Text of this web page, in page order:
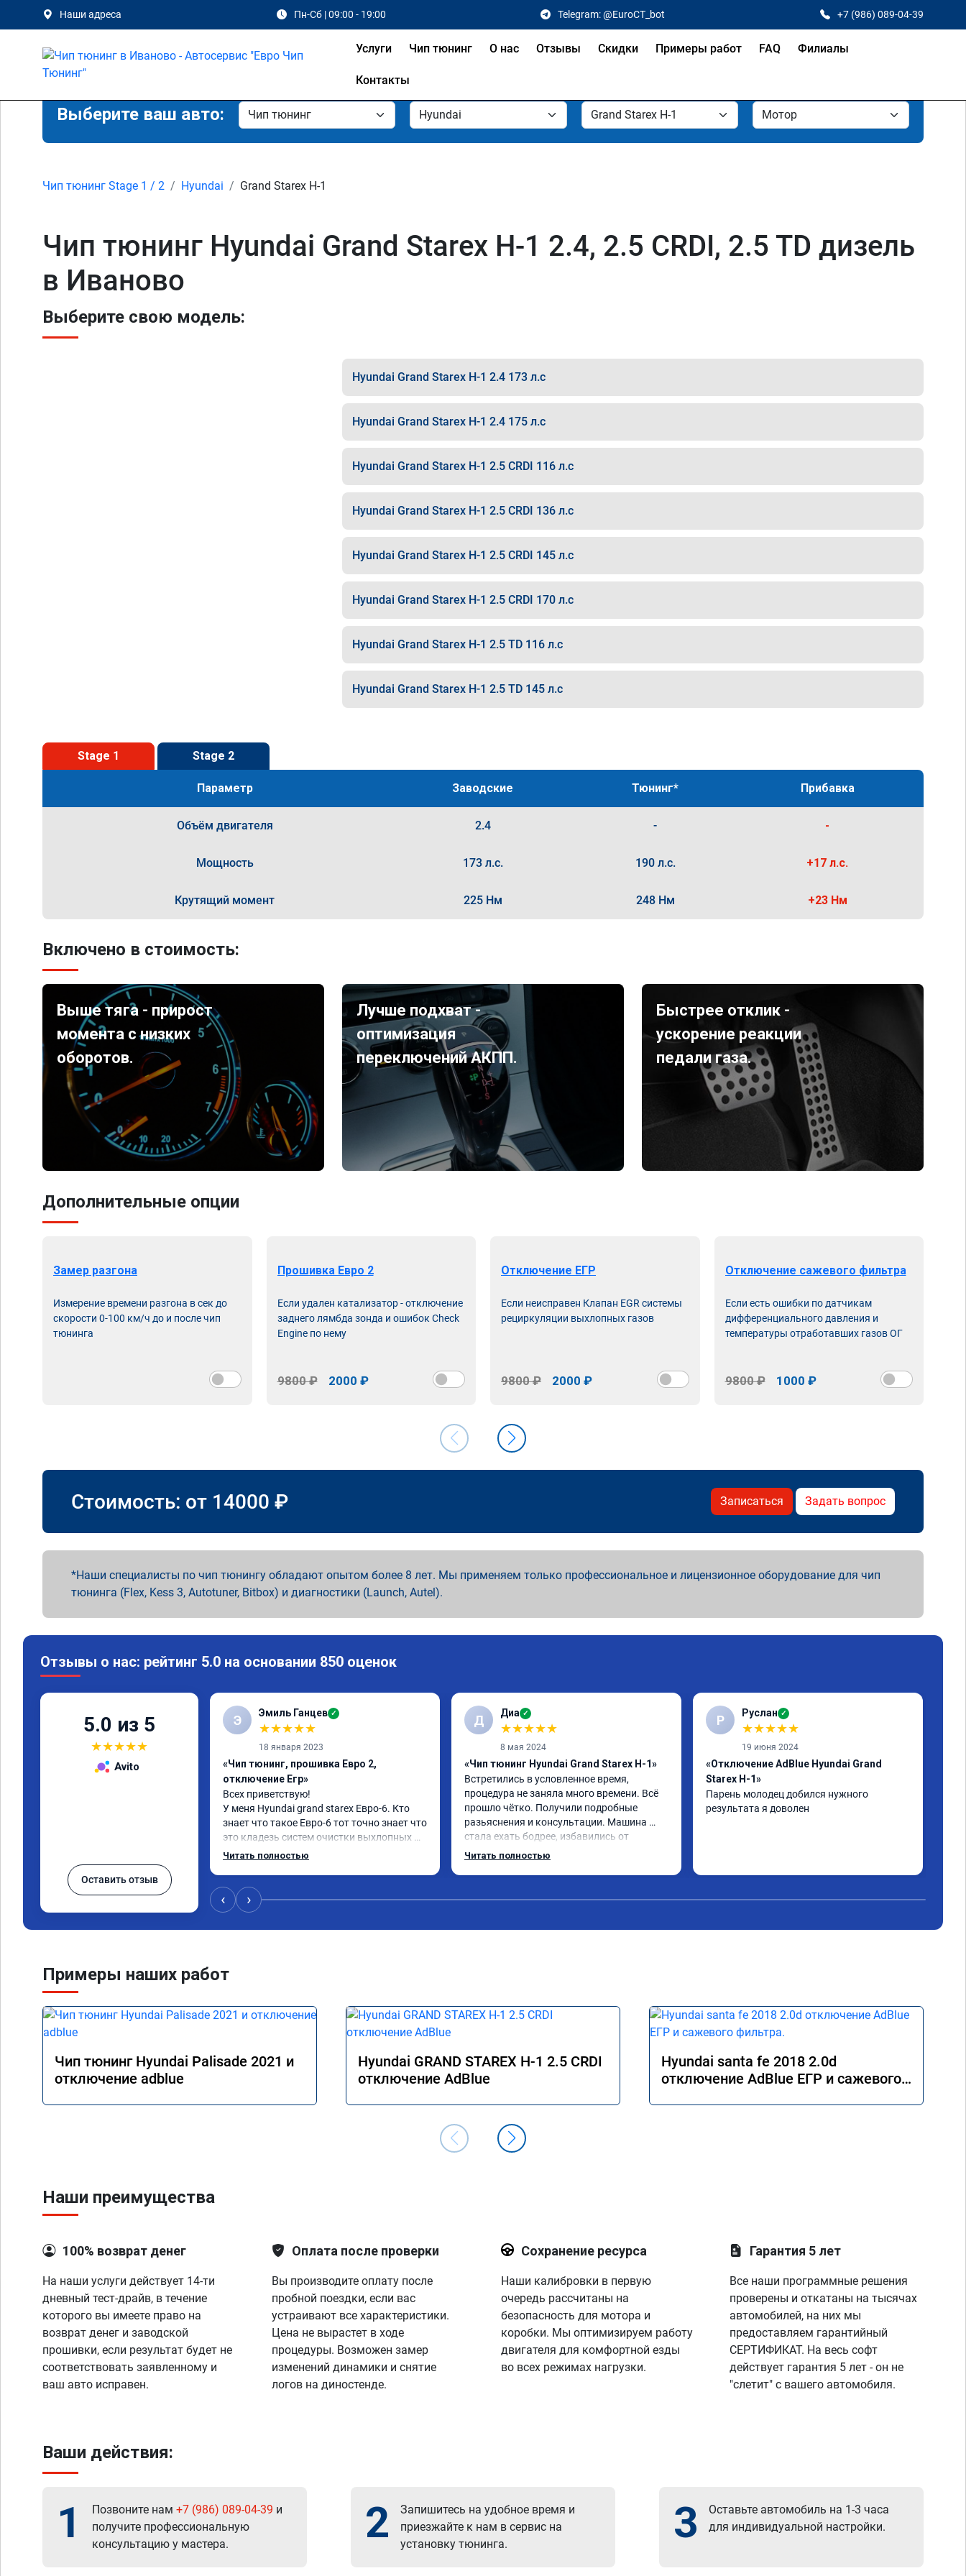
Наши адреса Пн-Сб | 09:00 - 19:00 Telegram: @EuroCT_bot +7 (986) 089-04-39
Услуги Чип тюнинг О нас Отзывы Скидки Примеры работ FAQ Филиалы
Контакты
Выберите ваш авто:
Чип тюнинг Stage 1 / 2 Hyundai Grand Starex H-1
Чип тюнинг Hyundai Grand Starex H-1 2.4, 2.5 CRDI, 2.5 TD дизель
в Иваново
Выберите свою модель:
Hyundai Grand Starex H-1 2.4 173 л.с
Hyundai Grand Starex H-1 2.4 175 л.с
Hyundai Grand Starex H-1 2.5 CRDI 116 л.с
Hyundai Grand Starex H-1 2.5 CRDI 136 л.с
Hyundai Grand Starex H-1 2.5 CRDI 145 л.с
Hyundai Grand Starex H-1 2.5 CRDI 170 л.с
Hyundai Grand Starex H-1 2.5 TD 116 л.с
Hyundai Grand Starex H-1 2.5 TD 145 л.с
Stage 1 Stage 2
Параметр Заводские Тюнинг* Прибавка
Объём двигателя 2.4 - -
Мощность 173 л.с. 190 л.с. +17 л.с.
Крутящий момент 225 Нм 248 Нм +23 Нм
Включено в стоимость:
Выше тяга - прирост
момента с низких
оборотов.
Лучше подхват -
оптимизация
переключений АКПП.
Быстрее отклик -
ускорение реакции
педали газа.
Дополнительные опции
Замер разгона
Измерение времени разгона в сек до
скорости 0-100 км/ч до и после чип
тюнинга
Прошивка Евро 2
Если удален катализатор - отключение
заднего лямбда зонда и ошибок Check
Engine по нему
9800 ₽ 2000 ₽
Отключение ЕГР
Если неисправен Клапан EGR системы
рециркуляции выхлопных газов
9800 ₽ 2000 ₽
Отключение сажевого фильтра
Если есть ошибки по датчикам
дифференциального давления и
температуры отработавших газов ОГ
9800 ₽ 1000 ₽
Стоимость: от 14000 ₽ Записаться Задать вопрос
Наши специалисты по чип тюнингу обладают опытом более 8 лет. Мы применяем только профессиональное и лицензионное оборудование для чип
тюнинга (Flex, Kess 3, Autotuner, Bitbox) и диагностики (Launch, Autel).
Отзывы о нас: рейтинг 5.0 на основании 850 оценок
5.0 из 5
★★★★★
Avito
Оставить отзыв
Э Эмиль Ганцев ✓
★★★★★
18 января 2023
«Чип тюнинг, прошивка Евро 2,
отключение Егр»
Всех приветствую!
У меня Hyundai grand starex Евро-6. Кто
знает что такое Евро-6 тот точно знает что
это кладезь систем очистки выхлопных
газов, там и ЕГР и мочевина, сажевый
все эти системы.
Хорошие специалисты, сделали все в срок
двигаться в оживленном городе,
В общем рекомендую. Всем добра и
Читать полностью
Д Диа ✓
★★★★★
8 мая 2024
«Чип тюнинг Hyundai Grand Starex H-1»
Встретились в условленное время,
процедура не заняла много времени. Всё
прошло чётко. Получили подробные
разьяснения и консультации. Машина
стала ехать бодрее, избавились от
задумчивости, болеше нет необходимости
Читать полностью
Р Руслан ✓
★★★★★
19 июня 2024
«Отключение AdBlue Hyundai Grand
Starex H-1»
Парень молодец добился нужного
результата я доволен
‹ ›
Примеры наших работ
Чип тюнинг Hyundai Palisade 2021 и
отключение adblue
Hyundai GRAND STAREX H-1 2.5 CRDI
отключение AdBlue
Hyundai santa fe 2018 2.0d
отключение AdBlue ЕГР и сажевого
Наши преимущества
100% возврат денег
На наши услуги действует 14-ти
дневный тест-драйв, в течение
которого вы имеете право на
возврат денег и заводской
прошивки, если результат будет не
соответствовать заявленному и
ваш авто исправен.
Оплата после проверки
Вы производите оплату после
пробной поездки, если вас
устраивают все характеристики.
Цена не вырастет в ходе
процедуры. Возможен замер
изменений динамики и снятие
логов на диностенде.
Сохранение ресурса
Наши калибровки в первую
очередь рассчитаны на
безопасность для мотора и
коробки. Мы оптимизируем работу
двигателя для комфортной езды
во всех режимах нагрузки.
Гарантия 5 лет
Все наши программные решения
проверены и откатаны на тысячах
автомобилей, на них мы
предоставляем гарантийный
СЕРТИФИКАТ. На весь софт
действует гарантия 5 лет - он не
"слетит" с вашего автомобиля.
Ваши действия:
1 Позвоните нам +7 (986) 089-04-39 и
получите профессиональную
консультацию у мастера.
2
Запишитесь на удобное время и
приезжайте к нам в сервис на
установку тюнинга.
3
Оставьте автомобиль на 1-3 часа
для индивидуальной настройки.